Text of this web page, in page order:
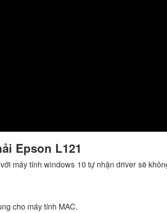
Epson L121
máy tính windows 10 tự nhận driver sẽ
cho máy tính MAC.